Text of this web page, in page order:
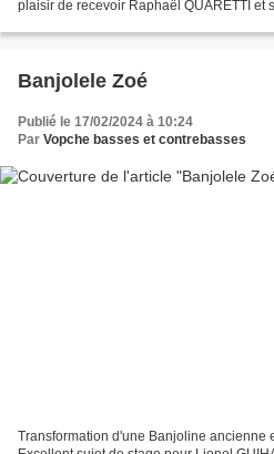
plaisir de recevoir Raphaël QUARETTI et
Banjolele Zoé
Publié le 17/02/2024 à 10:24
Par Vopche basses et contrebasses
Transformation d'une Banjoline ancienne